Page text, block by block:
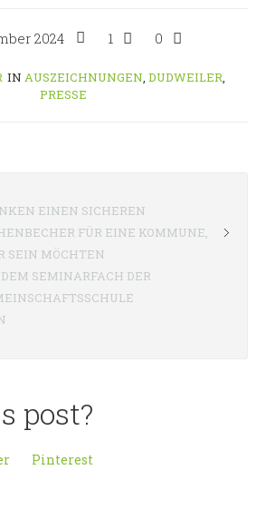
2024 1 0
IN AUSZEICHNUNGEN, DUDWEILER,
PRESSE
EINEN SICHEREN
FÜR EINE KOMMUNE,
SEIN MÖCHTEN
SEMINARFACH DER
post?
Pinterest